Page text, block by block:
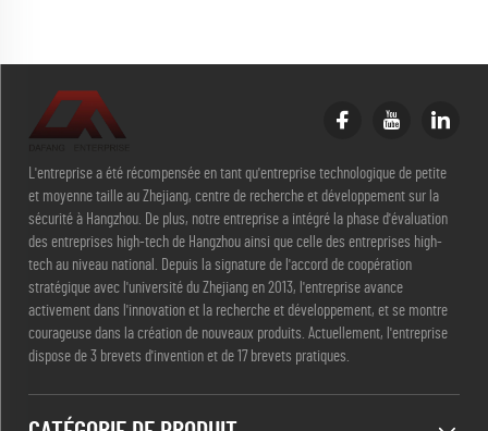
L'entreprise a été récompensée en tant qu'entreprise technologique de petite
et moyenne taille au Zhejiang, centre de recherche et développement sur la
sécurité à Hangzhou. De plus, notre entreprise a intégré la phase d'évaluation
des entreprises high-tech de Hangzhou ainsi que celle des entreprises high-
tech au niveau national. Depuis la signature de l'accord de coopération
stratégique avec l'université du Zhejiang en 2013, l'entreprise avance
activement dans l'innovation et la recherche et développement, et se montre
courageuse dans la création de nouveaux produits. Actuellement, l'entreprise
dispose de 3 brevets d'invention et de 17 brevets pratiques.